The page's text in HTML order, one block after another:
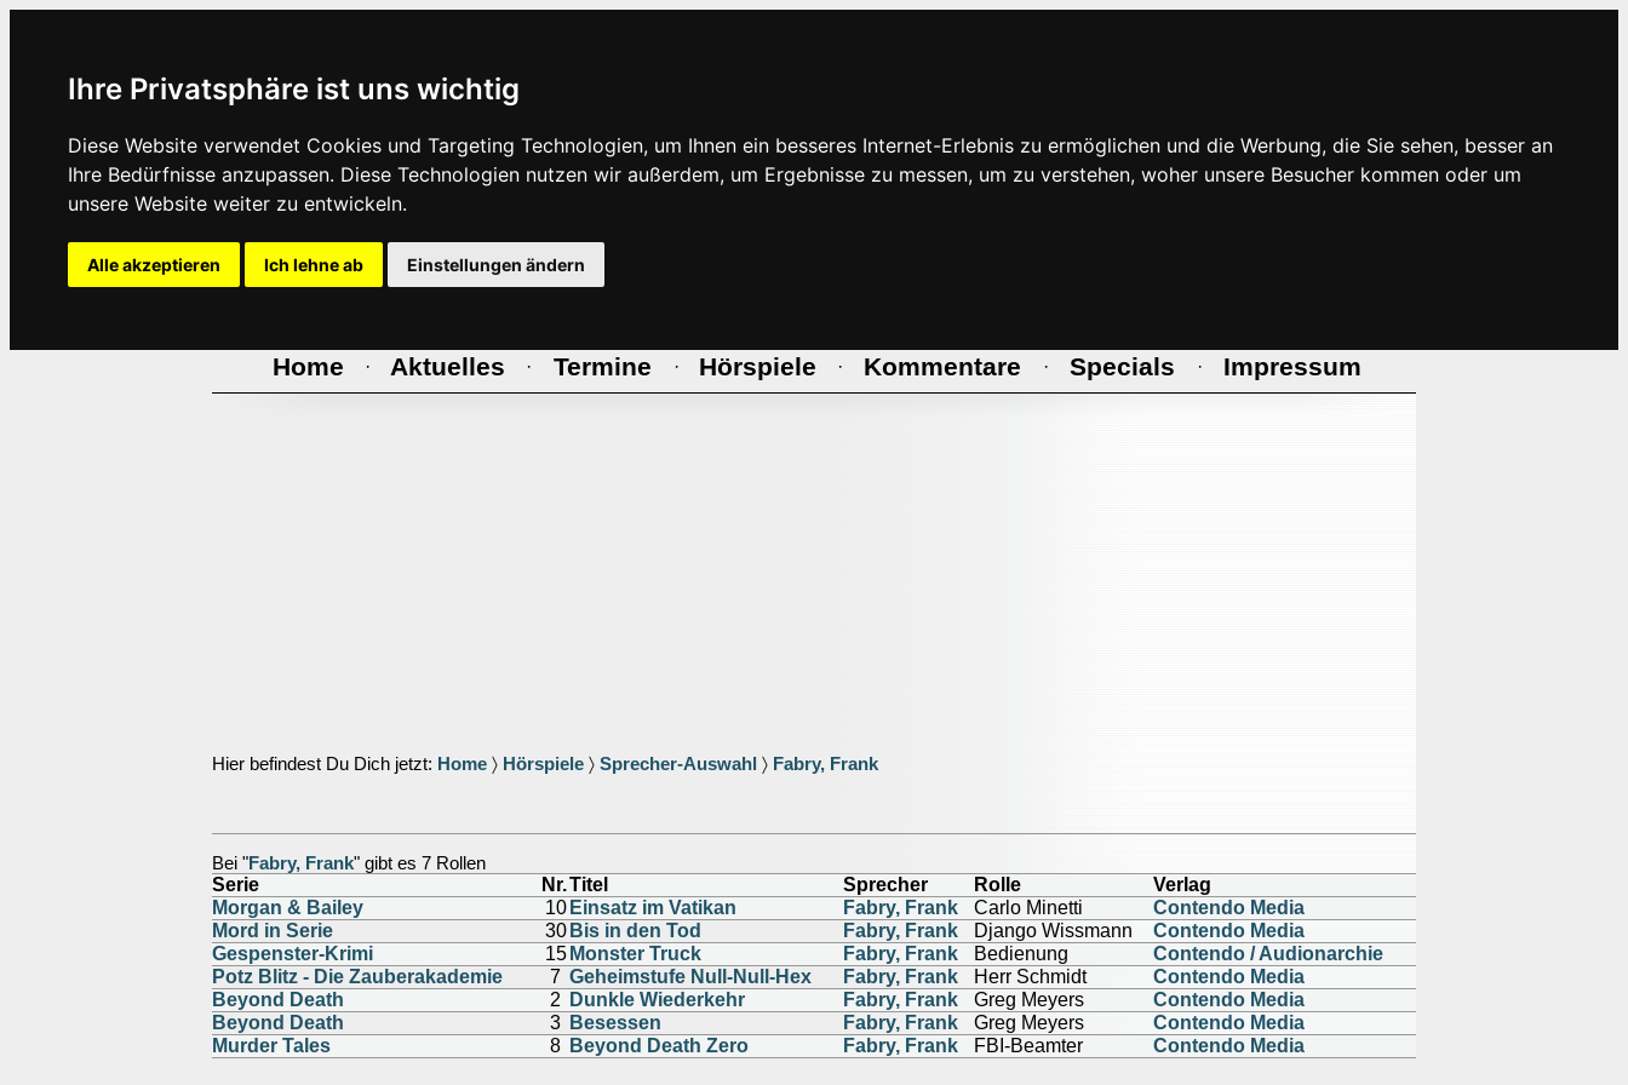
Ihre Privatsphäre ist uns wichtig
Diese Website verwendet Cookies und Targeting Technologien, um Ihnen ein besseres Internet-Erlebnis zu ermöglichen und die Werbung, die Sie sehen, besser an
Ihre Bedürfnisse anzupassen. Diese Technologien nutzen wir außerdem, um Ergebnisse zu messen, um zu verstehen, woher unsere Besucher kommen oder um
unsere Website weiter zu entwickeln.
Alle akzeptieren Ich lehne ab Einstellungen ändern
Home · Aktuelles · Termine · Hörspiele · Kommentare · Specials · Impressum
Hier befindest Du Dich jetzt: Home 〉 Hörspiele 〉 Sprecher-Auswahl 〉 Fabry, Frank
Bei "Fabry, Frank" gibt es 7 Rollen
Serie Nr.Titel Sprecher Rolle
Verlag
Morgan & Bailey
10 Einsatz im Vatikan Fabry, Frank Carlo Minetti
Contendo Media
Mord in Serie
30 Bis in den Tod Fabry, Frank Django Wissmann
Contendo Media
Gespenster-Krimi
15 Monster Truck Fabry, Frank Bedienung
Contendo / Audionarchie
Potz Blitz - Die Zauberakademie
7 Geheimstufe Null-Null-Hex Fabry, Frank Herr Schmidt
Contendo Media
Beyond Death
2 Dunkle Wiederkehr Fabry, Frank Greg Meyers
Contendo Media
Beyond Death
3 Besessen Fabry, Frank Greg Meyers
Contendo Media
Murder Tales
8 Beyond Death Zero Fabry, Frank FBI-Beamter Contendo Media